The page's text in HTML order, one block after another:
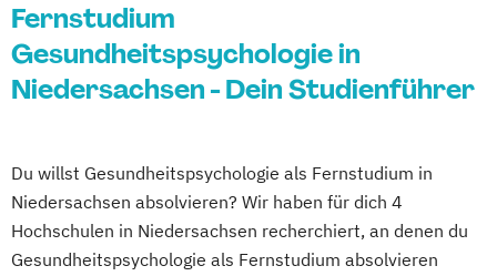
Fernstudium
Gesundheitspsychologie in
Niedersachsen - Dein Studienführer
Du willst Gesundheitspsychologie als Fernstudium in
Niedersachsen absolvieren? Wir haben für dich 4
Hochschulen in Niedersachsen recherchiert, an denen du
Gesundheitspsychologie als Fernstudium absolvieren